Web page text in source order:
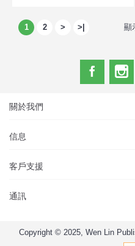
1 2 > >| 顯
關於我們
信息
客戶支援
通訊
Copyright © 2025, Wen Lin